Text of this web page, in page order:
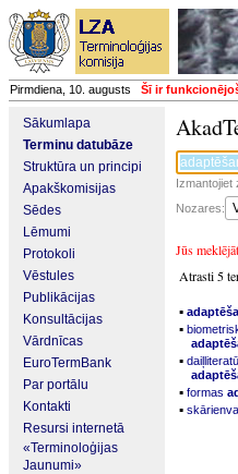
Pirmdiena, 10. augusts Šī ir
Sākumlapa
Terminu datubāze
Struktūra un principi
Apakškomisijas
Sēdes
Lēmumi
Protokoli
Vēstules
Publikācijas
Konsultācijas
Vārdnīcas
EuroTermBank
Par portālu
Kontakti
Resursi internetā
«Terminoloģijas
Jaunumi»
Izmantojiet
Nozares:
Jūs meklējāt
Atrasti 5
▪
▪
▪
▪ formas
▪